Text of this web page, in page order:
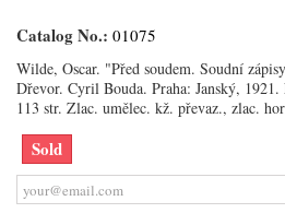
Catalog No.: 01075
Wilde, Oscar. "Před soudem. Soudní
Dřevor. Cyril Bouda. Praha: Janský,
113 str. Zlac. umělec. kž. převaz., zlac.
Sold